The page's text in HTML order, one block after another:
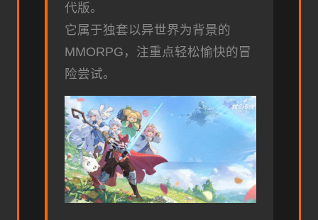
代版。
它属于独套以异世界为背景的
MMORPG，注重点轻松愉快的冒
险尝试。